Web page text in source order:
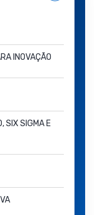
INOVAÇÃO
SIX SIGMA E